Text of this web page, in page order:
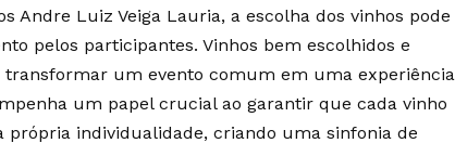
Andre Luiz Veiga Lauria, a escolha dos vinhos pode
pelos participantes. Vinhos bem escolhidos e
um evento comum em uma experiência
um papel crucial ao garantir que cada vinho
individualidade, criando uma sinfonia de